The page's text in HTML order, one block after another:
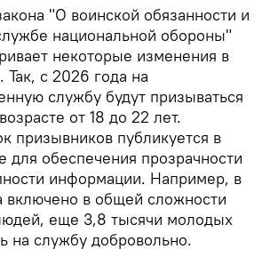
"О воинской обязанности и
национальной обороны"
некоторые изменения в
с 2026 года на
службу будут призываться
от 18 до 22 лет.
призывников публикуется в
для обеспечения прозрачности
информации. Например, в
включено в общей сложности
еще 3,8 тысячи молодых
на службу добровольно.